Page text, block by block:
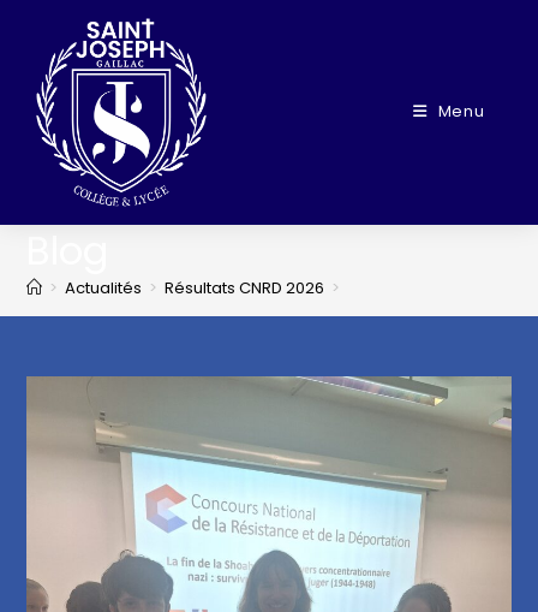
Menu
> Actualités > Résultats CNRD 2026 >